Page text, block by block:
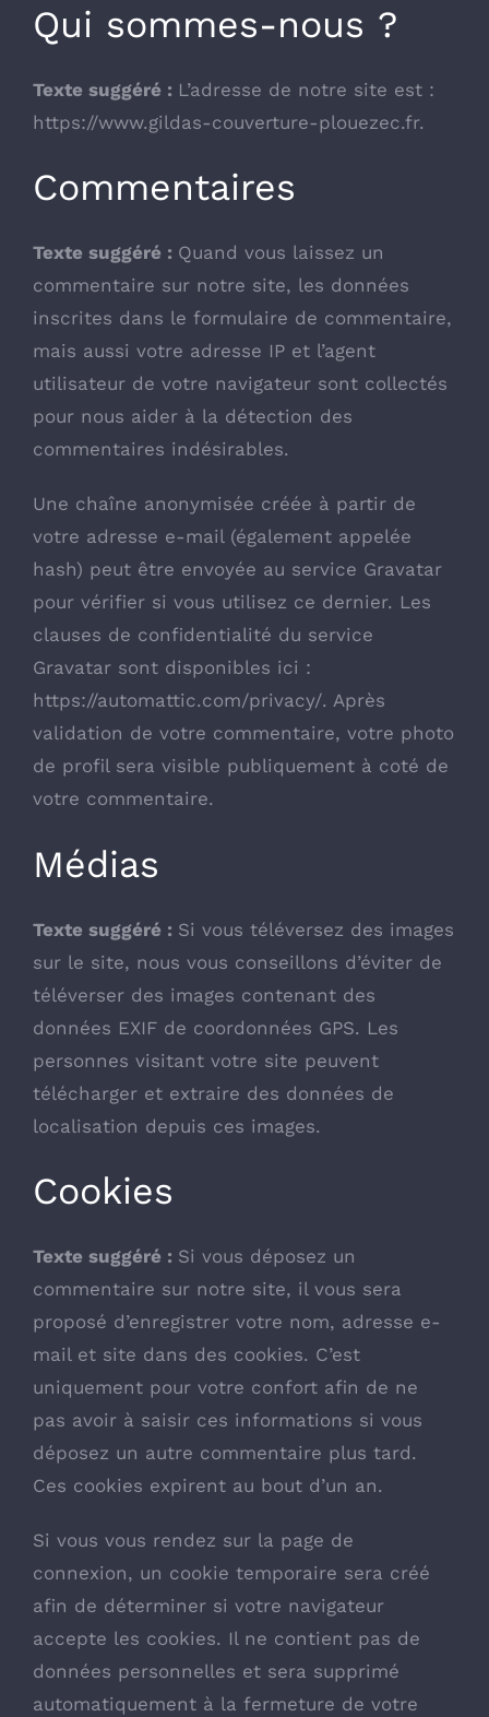
Qui sommes-nous ?
Texte suggéré : L’adresse de notre site est :
https://www.gildas-couverture-plouezec.fr.
Commentaires
Texte suggéré : Quand vous laissez un
commentaire sur notre site, les données
inscrites dans le formulaire de commentaire,
mais aussi votre adresse IP et l’agent
utilisateur de votre navigateur sont collectés
pour nous aider à la détection des
commentaires indésirables.
Une chaîne anonymisée créée à partir de
votre adresse e-mail (également appelée
hash) peut être envoyée au service Gravatar
pour vérifier si vous utilisez ce dernier. Les
clauses de confidentialité du service
Gravatar sont disponibles ici :
https://automattic.com/privacy/. Après
validation de votre commentaire, votre photo
de profil sera visible publiquement à coté de
votre commentaire.
Médias
Texte suggéré : Si vous téléversez des images
sur le site, nous vous conseillons d’éviter de
téléverser des images contenant des
données EXIF de coordonnées GPS. Les
personnes visitant votre site peuvent
télécharger et extraire des données de
localisation depuis ces images.
Cookies
Texte suggéré : Si vous déposez un
commentaire sur notre site, il vous sera
proposé d’enregistrer votre nom, adresse e-
mail et site dans des cookies. C’est
uniquement pour votre confort afin de ne
pas avoir à saisir ces informations si vous
déposez un autre commentaire plus tard.
Ces cookies expirent au bout d’un an.
Si vous vous rendez sur la page de
connexion, un cookie temporaire sera créé
afin de déterminer si votre navigateur
accepte les cookies. Il ne contient pas de
données personnelles et sera supprimé
automatiquement à la fermeture de votre